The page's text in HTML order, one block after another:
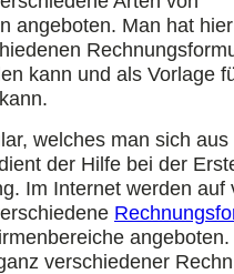
angeboten. Man hat
kann und als Vorlage
welches man sich
der Hilfe bei der
Im Internet werden auf
verschiedener